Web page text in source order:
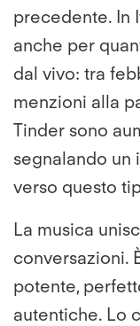
precedente. In
anche per
dal vivo: tra
menzioni alla
Tinder sono
segnalando un
verso questo
La musica
conversazioni.
potente,
autentiche. Lo